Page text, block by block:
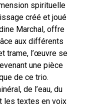
spirituelle
créé et joué
Marchal, offre
aux différents
trame, l’œuvre se
une pièce
de ce trio.
de l’eau, du
les textes en voix